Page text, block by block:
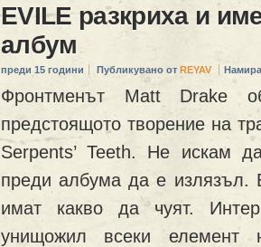
EVILE разкриха и
албум
преди 15 години Публикувано от REYAV
Фронтменът Matt Drake
предстоящото творение на
Serpents’ Teeth. Не искам
преди албума да е излязъл.
имат какво да чуят.
унищожил всеки елемент